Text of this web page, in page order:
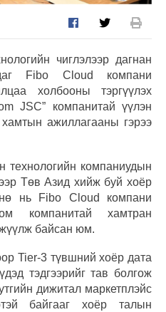
чиглэлээр дагнан
Fibo Cloud компани
холбооны тэргүүлэх
JSC” компанитай үүлэн
хамтын ажиллагааны гэрээ
технологийн компаниудын
Төв Азид хийж буй хоёр
нь Fibo Cloud компани
компанитай хамтран
байсан юм.
Tier-3 түвшний хоёр дата
тэдгээрийг тав болгож
дижитал маркетплэйс
байгааг хоёр талын